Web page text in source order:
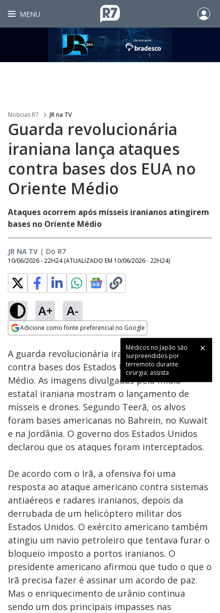
MENU
Noticias R7 JR na TV
Guarda revolucionária
iraniana lança ataques
contra bases dos EUA no
Oriente Médio
Ataques ocorrem após mísseis iranianos atingirem
bases no Oriente Médio
JR NA TV | Do R7
10/06/2026 - 22H24 (ATUALIZADO EM 10/06/2026 - 22H24)
A+ A-
Adicione como fonte preferencial no Google
Médicos no Japão são
surpreendidos por
terremoto durante
cirurgia; assista
Ativar
100.00%
A guarda revolucionária iraniana lançou ataques
contra bases dos Estados Unidos no Oriente
Médio. As imagens divulgadas pela mídia
estatal iraniana mostram o lançamento de
mísseis e drones. Segundo Teerã, os alvos
foram bases americanas no Bahrein, no Kuwait
e na Jordânia. O governo dos Estados Unidos
declarou que os ataques foram interceptados.
De acordo com o Irã, a ofensiva foi uma
resposta ao ataque americano contra sistemas
antiaéreos e radares iranianos, depois da
derrubada de um helicóptero militar dos
Estados Unidos. O exército americano também
atingiu um navio petroleiro que tentava furar o
bloqueio imposto a portos iranianos. O
presidente americano afirmou que tudo o que o
Irã precisa fazer é assinar um acordo de paz.
Mas o enriquecimento de urânio continua
sendo um dos principais impasses nas